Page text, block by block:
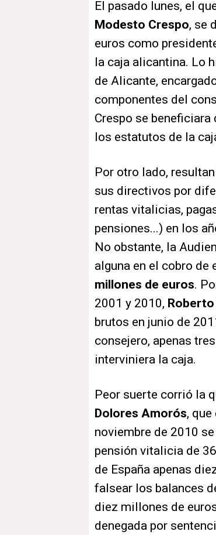
El pasado lunes, el
Modesto Crespo, se
euros como
la caja alicantina. Lo
de Alicante,
componentes del
Crespo se
los estatutos de la
Por otro lado,
sus directivos por
rentas vitalicias,
pensiones...) en los
No obstante, la
alguna en el cobro de
millones de euros.
2001 y 2010,
brutos en junio de
consejero, apenas
interviniera la caja.
Peor suerte corrió la
Dolores Amorós,
noviembre de 2010
pensión vitalicia de
de España apenas
falsear los balances
diez millones de
denegada por